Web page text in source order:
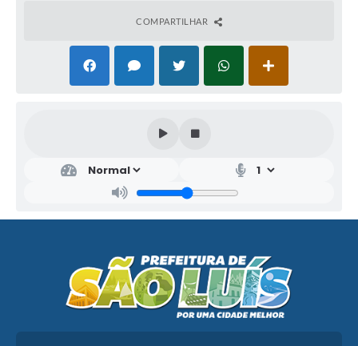
COMPARTILHAR